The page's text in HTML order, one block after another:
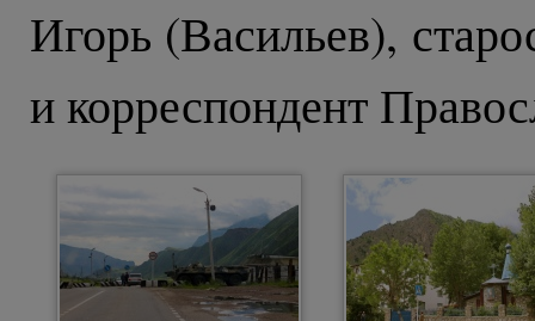
Игорь (Васильев),
и корреспондент